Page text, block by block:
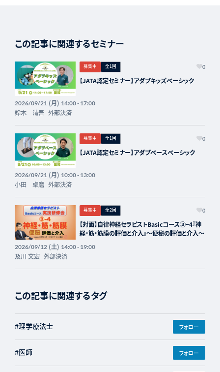
この記事に関連するセミナー
募集中 全1回 0
【JATA認定セミナー】アダプキッズベーシック
2026/09/21(月) 14:00 - 17:00
鈴木 清吾 外部決済
募集中 全1回 0
【JATA認定セミナー】アダプベースベーシック
2026/09/21(月) 10:00 - 13:00
小田 卓磨 外部決済
募集中 全2回 0
【対面】自律神経セラピストBasicコース③−4『神
経・筋・筋膜の評価と介入』〜便秘の評価と介入〜
2026/09/12(土) 14:00 - 19:00
及川 文宏 外部決済
この記事に関連するタグ
#理学療法士 フォロー
#医師 フォロー